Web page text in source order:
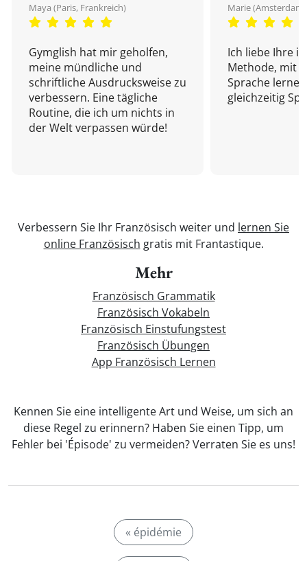
Maya (Paris, Frankreich)
Gymglish hat mir geholfen,
meine mündliche und
schriftliche Ausdrucksweise zu
verbessern. Eine tägliche
Routine, die ich um nichts in
der Welt verpassen würde!
Marie
Ich liebe Ihre
Methode, mit
Sprache
gleichzeitig
Verbessern Sie Ihr Französisch weiter und lernen Sie
online Französisch gratis mit Frantastique.
Mehr
Französisch Grammatik
Französisch Vokabeln
Französisch Einstufungstest
Französisch Übungen
App Französisch Lernen
Kennen Sie eine intelligente Art und Weise, um sich an
diese Regel zu erinnern? Haben Sie einen Tipp, um
Fehler bei 'Épisode' zu vermeiden? Verraten Sie es uns!
« épidémie